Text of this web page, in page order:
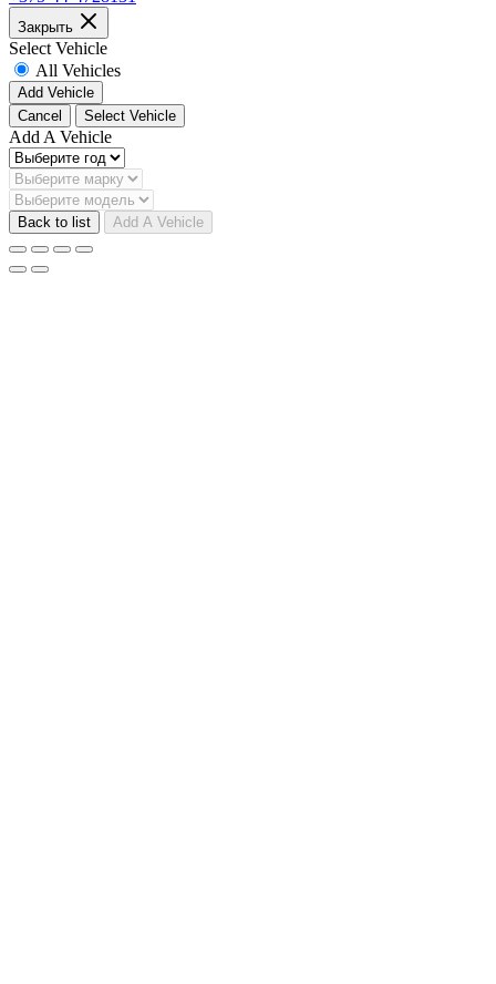
Закрыть
Select Vehicle
All Vehicles
Add Vehicle
Cancel
Select Vehicle
Add A Vehicle
Back to list Add A Vehicle